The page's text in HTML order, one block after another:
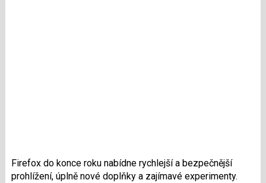
Firefox do konce roku nabídne rychlejší a bezpečnější
prohlížení, úplně nové doplňky a zajímavé experimenty.